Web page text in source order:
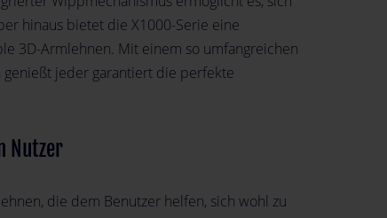
hinaus bietet die X1000-Serie eine
3D-Armlehnen. Mit einem so umfangreichen
jeder garantiert die perfekte
Nutzer
die dem Benutzer helfen, sich wohl zu